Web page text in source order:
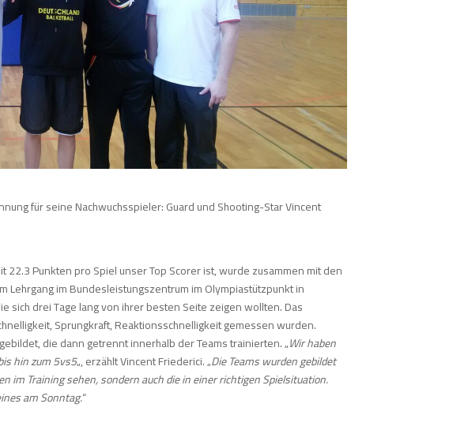
für seine Nachwuchsspieler: Guard und Shooting-Star Vincent
22.3 Punkten pro Spiel unser Top Scorer ist, wurde zusammen mit den
Lehrgang im Bundesleistungszentrum im Olympiastützpunkt in
sich drei Tage lang von ihrer besten Seite zeigen wollten. Das
Sprungkraft, Reaktionsschnelligkeit gemessen wurden.
die dann getrennt innerhalb der Teams trainierten. „Wir haben
hin zum 5vs5„, erzählt Vincent Friederici. „Die Teams wurden gebildet
im Training sehen, sondern auch die in einer richtigen Spielsituation.
am Sonntag.“